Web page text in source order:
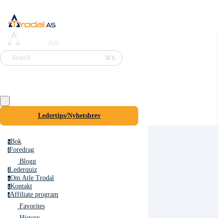
Search ⌘K
Ledertips/Nyhetsbrev
bBok
fForedrag
Blogg
lLederquiz
oOm Atle Trodal
kKontakt
aAffiliate program
Favorites